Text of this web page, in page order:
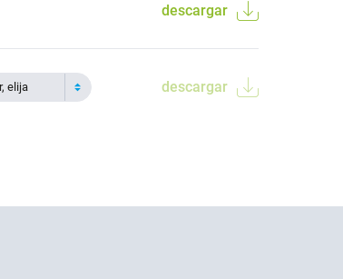
descargar
elija descargar